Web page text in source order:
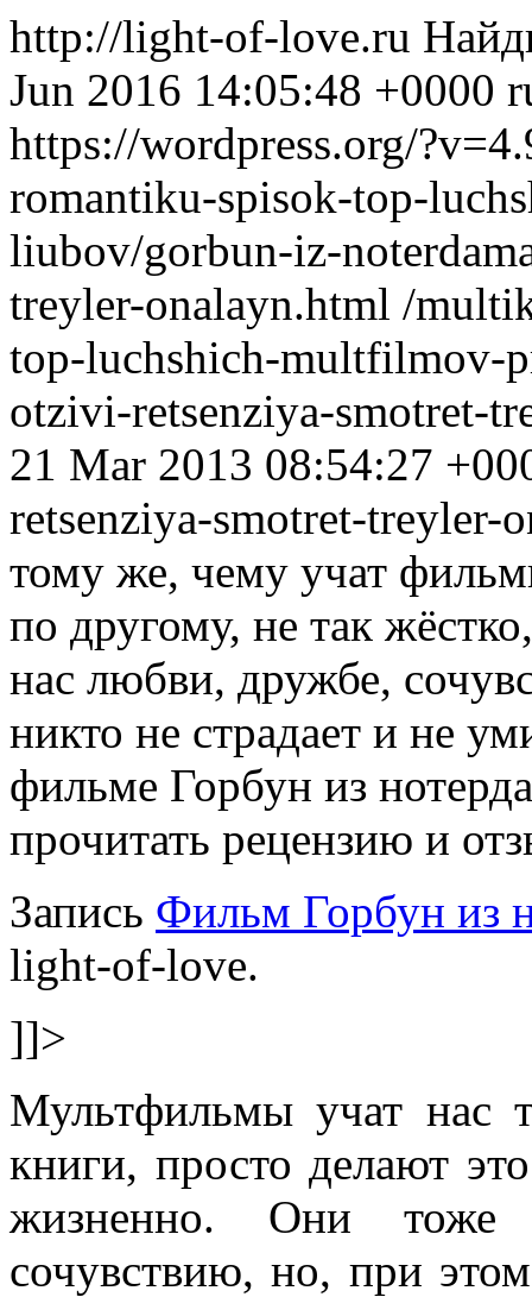
http://light-of-love.ru
Jun 2016 14:05:48 +0000
https://wordpress.org/
romantiku-spisok-top-
liubov/gorbun-iz-
treyler-onalayn.html /
top-luchshich-multfilmov-
otzivi-retsenziya-smotret-
21 Mar 2013 08:54:27
retsenziya-smotret-treyler-
тому же, чему учат
по другому, не так
нас любви, дружбе,
никто не страдает и не
фильме Горбун из
прочитать рецензию и
Запись Фильм Горбун из
light-of-love.
]]>
Мультфильмы учат нас
книги, просто делают
жизненно. Они
сочувствию, но, при